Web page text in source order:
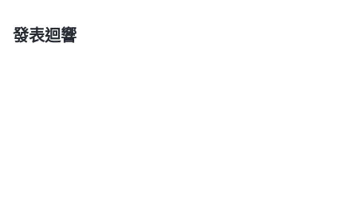
的受造之物。神是公義、聖潔的神，神就用這條標準
來衡量所有的人，這條標準是永遠不會改變的，你得
發表迴響